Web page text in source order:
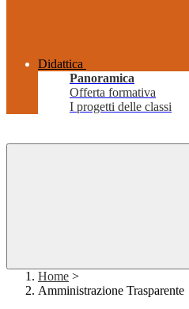
Didattica
Panoramica
Offerta formativa
I progetti delle classi
Home >
Amministrazione Trasparente